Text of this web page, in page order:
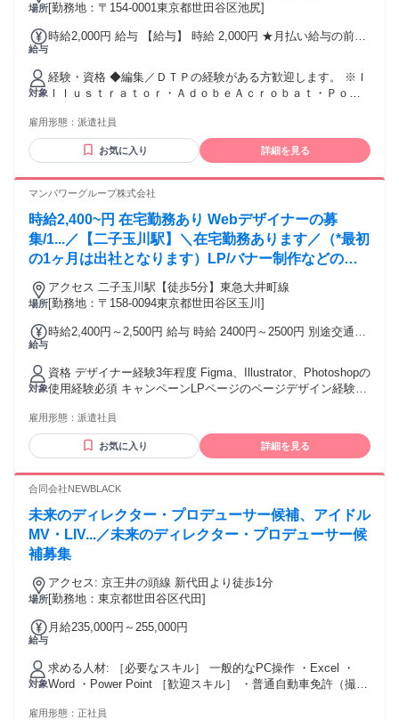
場所[勤務地：〒154-0001東京都世田谷区池尻]
給与
時給2,000円 給与 【給与】 時給 2,000円 ★月払い給与の前払
ております！ ＜18時までの申請で申請当日に給与を振込♪＞
※18時以降の申請は翌9時までに振込となります。 ※承認済
の勤怠実績に応じて申請が可能です。 ※その他利用規定あり
対象
経験・資格 ◆編集／ＤＴＰの経験がある方歓迎します。 ※Ｉ
ｌｌｕｓｔｒａｔｏｒ・ＡｄｏｂｅＡｃｒｏｂａｔ・Ｐｏｗ
Ｅｘ(関数)・ＰＰ(プレゼン編集)
雇用形態： 派遣社員
お気に入り 詳細を見る
マンパワーグループ株式会社
時給2,400~円 在宅勤務あり Webデザイナーの募
集/1...／【二子玉川駅】＼在宅勤務あります／（*最初
の1ヶ月は出社となります）LP/バナー制作などの
Webデザインをお願いします♪
場所
アクセス 二子玉川駅【徒歩5分】東急大井町線
[勤務地：〒158-0094東京都世田谷区玉川]
給与
時給2,400円～2,500円 給与 時給 2400円～2500円 別途交通費
対象
資格 デザイナー経験3年程度 Figma、Illustrator、Photoshopの
使用経験必須 キャンペーンLPページのページデザイン経験
方、歓迎いたします。 ■パート・アルバイトで勤務している
方も派遣チャレンジできます！ OAスキルや語学など、豊富な
オンライントレーニング講座を受けていただき、スキルアッ
職場なども多くあります。詳細はお問い合わせください。
雇用形態： 派遣社員
お気に入り 詳細を見る
合同会社NEWBLACK
未来のディレクター・プロデューサー候補、アイドル
MV・LIV...／未来のディレクター・プロデューサー候
補募集
場所
アクセス: 京王井の頭線 新代田より徒歩1分
[勤務地：東京都世田谷区代田]
給与
月給235,000円～255,000円
対象
求める人材: ［必要なスキル］ 一般的なPC操作 ・Excel ・
Word ・Power Point ［歓迎スキル］ ・普通自動車免許（撮影
雇用形態： 正社員